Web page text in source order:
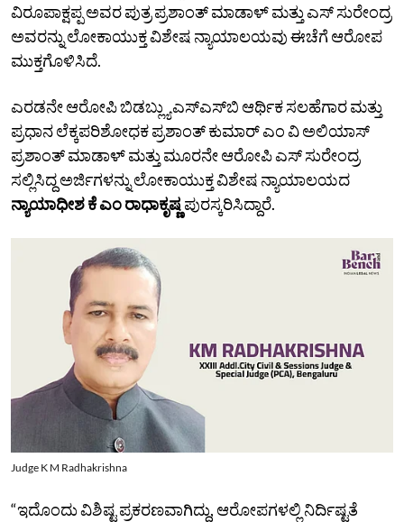
ವಿರೂಪಾಕ್ಷಪ್ಪ ಅವರ ಪುತ್ರ ಪ್ರಶಾಂತ್‌ ಮಾಡಾಳ್‌ ಮತ್ತು ಎಸ್‌ ಸುರೇಂದ್ರ
ಅವರನ್ನು ಲೋಕಾಯುಕ್ತ ವಿಶೇಷ ನ್ಯಾಯಾಲಯವು ಈಚೆಗೆ ಆರೋಪ
ಮುಕ್ತಗೊಳಿಸಿದೆ.
ಎರಡನೇ ಆರೋಪಿ ಬಿಡಬ್ಲ್ಯುಎಸ್‌ಎಸ್‌ಬಿ ಆರ್ಥಿಕ ಸಲಹೆಗಾರ ಮತ್ತು
ಪ್ರಧಾನ ಲೆಕ್ಕಪರಿಶೋಧಕ ಪ್ರಶಾಂತ್‌ ಕುಮಾರ್‌ ಎಂ ವಿ ಅಲಿಯಾಸ್‌
ಪ್ರಶಾಂತ್‌ ಮಾಡಾಳ್‌ ಮತ್ತು ಮೂರನೇ ಆರೋಪಿ ಎಸ್‌ ಸುರೇಂದ್ರ
ಸಲ್ಲಿಸಿದ್ದ ಅರ್ಜಿಗಳನ್ನು ಲೋಕಾಯುಕ್ತ ವಿಶೇಷ ನ್ಯಾಯಾಲಯದ
ನ್ಯಾಯಾಧೀಶ ಕೆ ಎಂ ರಾಧಾಕೃಷ್ಣ ಪುರಸ್ಕರಿಸಿದ್ದಾರೆ.
Judge K M Radhakrishna
“ಇದೊಂದು ವಿಶಿಷ್ಟ ಪ್ರಕರಣವಾಗಿದ್ದು, ಆರೋಪಗಳಲ್ಲಿ ನಿರ್ದಿಷ್ಟತೆ